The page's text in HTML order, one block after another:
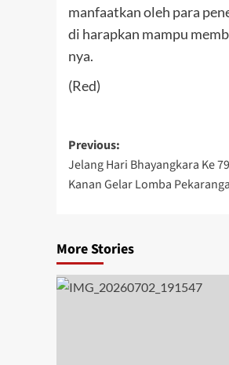
manfaatkan oleh para
di harapkan mampu
nya.
(Red)
Post
navigation
Previous:
Jelang Hari Bhayangkara Ke
Kanan Gelar Lomba
More Stories